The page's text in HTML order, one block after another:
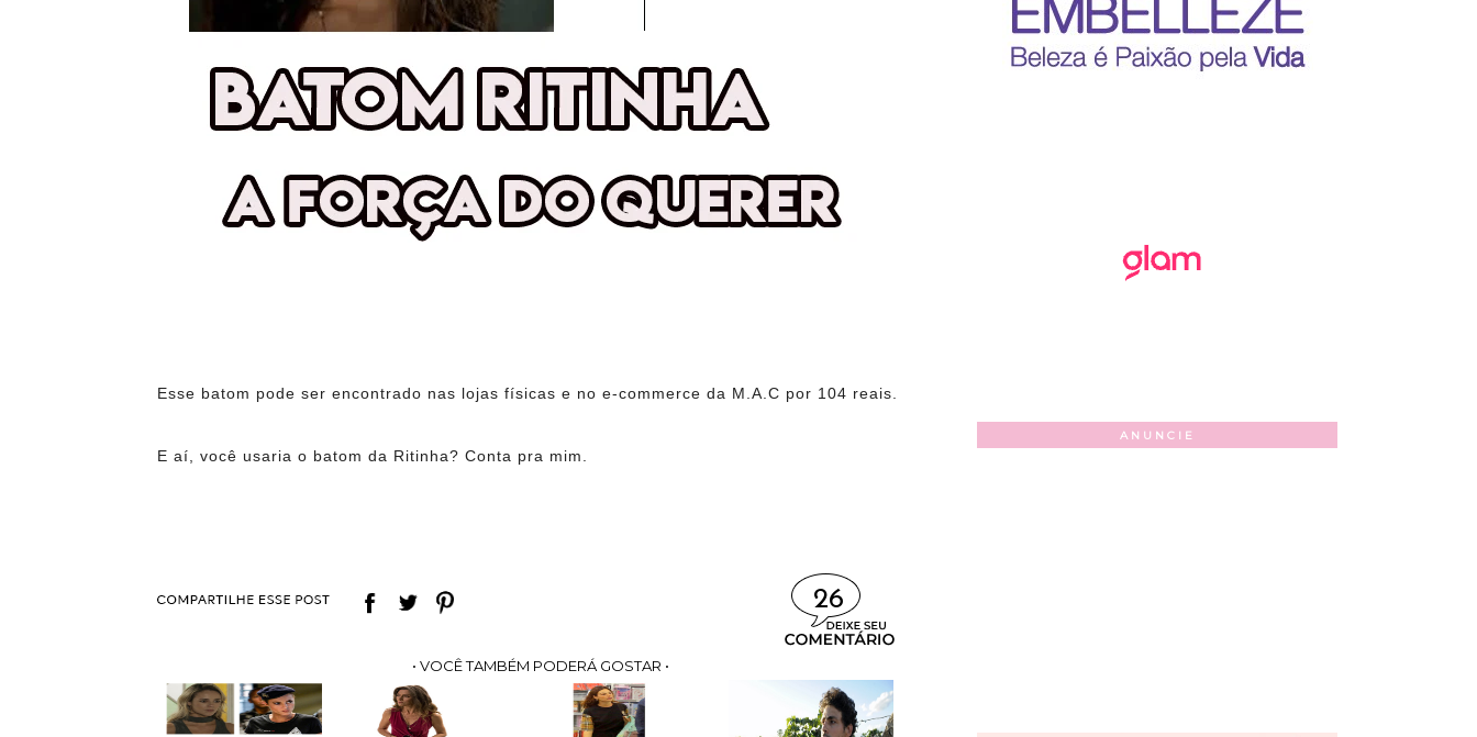
Esse batom pode ser encontrado nas lojas físicas e no e-commerce da M.A.C por 104 reais.
E aí, você usaria o batom da Ritinha? Conta pra mim.
26
• VOCÊ TAMBÉM PODERÁ GOSTAR •
ANUNCIE